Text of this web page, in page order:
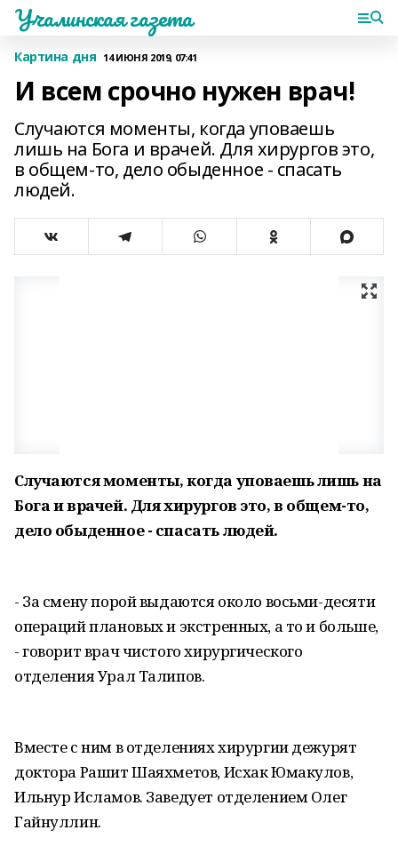
Учалинская газета
Картина дня 14 ИЮНЯ 2019, 07:41
И всем срочно нужен врач!
Случаются моменты, когда уповаешь
лишь на Бога и врачей. Для хирургов это,
в общем-то, дело обыденное - спасать
людей.
Случаются моменты, когда уповаешь лишь на
Бога и врачей. Для хирургов это, в общем-то,
дело обыденное - спасать людей.
- За смену порой выдаются около восьми-десяти
операций плановых и экстренных, а то и больше,
- говорит врач чистого хирургического
отделения Урал Талипов.
Вместе с ним в отделениях хирургии дежурят
доктора Рашит Шаяхметов, Исхак Юмакулов,
Ильнур Исламов. Заведует отделением Олег
Гайнуллин.